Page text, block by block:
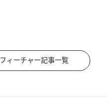
フィーチャー記事一覧